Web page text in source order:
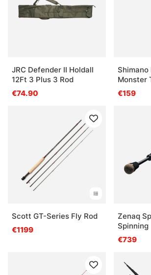
Questions fréquentes
Qu’est-ce qu’une canne à pêche ?
Comment choisir une canne à
Qu’est-ce que l’action d’une canne ?
?
JRC Defender II Holdall
12Ft 3 Plus 3 Rod
€74.90
Monster
200g
€159
Scott GT-Series Fly Rod
€1199
Zenaq
Spinning
€739